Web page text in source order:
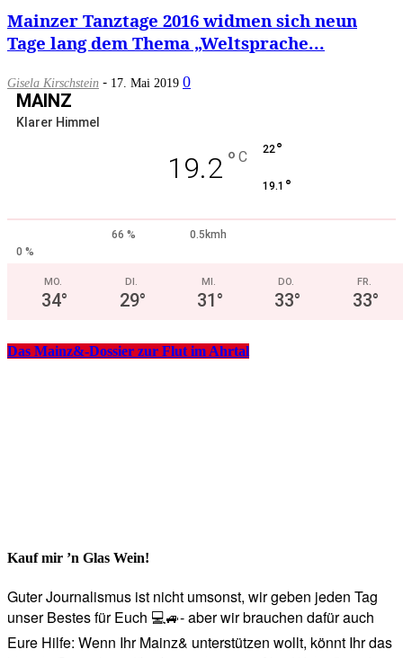
Mainzer Tanztage 2016 widmen sich neun
Tage lang dem Thema „Weltsprache...
Gisela Kirschstein - 17. Mai 2019 0
MAINZ
Klarer Himmel
19.2 ° C 22°
19.1 °
66 %
0.5kmh
0 %
MO.
34°
DI.
29°
MI.
31°
DO.
33°
FR.
33°
Das Mainz&-Dossier zur Flut im Ahrtal
Kauf mir ’n Glas Wein!
Guter Journalismus ist nicht umsonst, wir geben jeden Tag
unser Bestes für Euch 💻🚙- aber wir brauchen dafür auch
Eure Hilfe: Wenn Ihr Mainz& unterstützen wollt, könnt Ihr das